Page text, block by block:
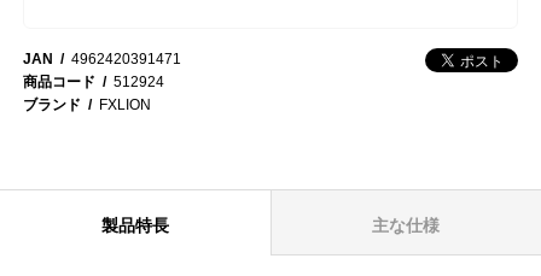
JAN
4962420391471
商品コード
512924
ブランド
FXLION
製品特長 主な仕様